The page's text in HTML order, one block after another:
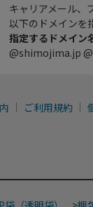
キャリアメール、
以下のドメインを
指定するドメイン
@shimojima.jp
ご利用規約